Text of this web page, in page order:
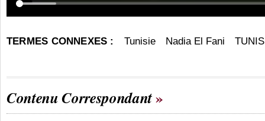
TERMES CONNEXES : Tunisie Nadia El Fani TUNIS
Contenu Correspondant